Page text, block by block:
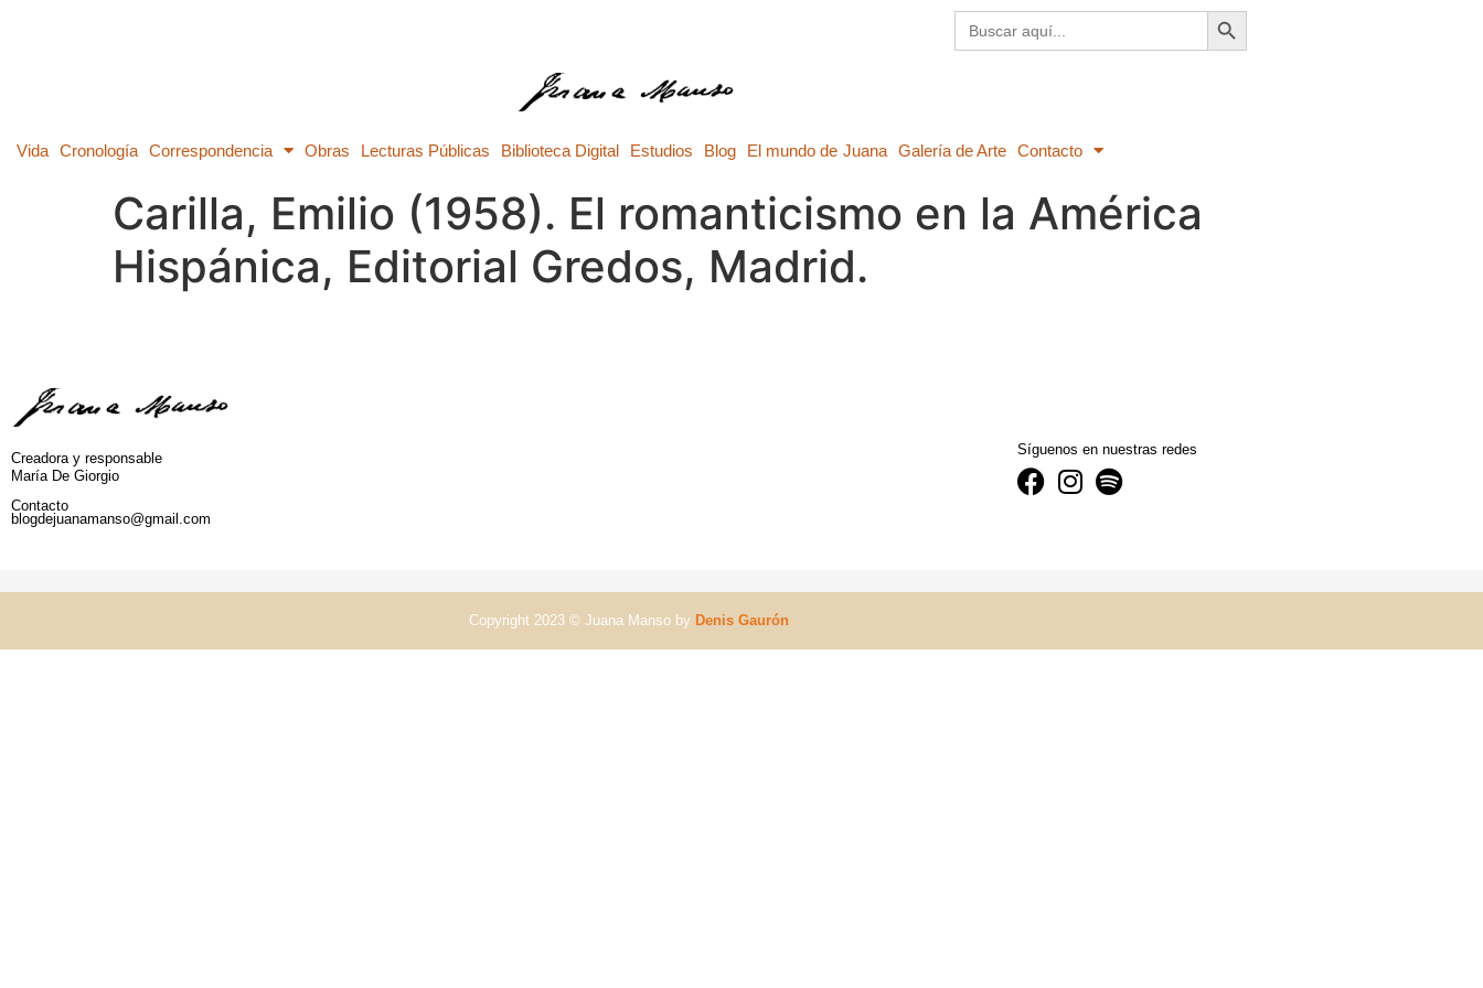
Buscar: Botón de búsqueda
Vida Cronología Correspondencia Obras Lecturas Públicas Biblioteca Digital Estudios Blog El mundo de Juana Galería de Arte Contacto
Carilla, Emilio (1958). El romanticismo en la América
Hispánica, Editorial Gredos, Madrid.
Creadora y responsable
María De Giorgio
Contacto
blogdejuanamanso@gmail.com
Síguenos en nuestras redes
Copyright 2023 © Juana Manso by Denis Gaurón